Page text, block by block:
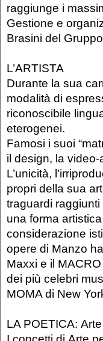
raggiunge i
Gestione e
Brasini del
L’ARTISTA
Durante la sua
modalità di
riconoscibile
eterogenei.
Famosi i suoi
il design, la video-
L’unicità,
propri della sua
traguardi
una forma
considerazione
opere di Manzo
Maxxi e il
dei più celebri
MOMA di New
LA POETICA: